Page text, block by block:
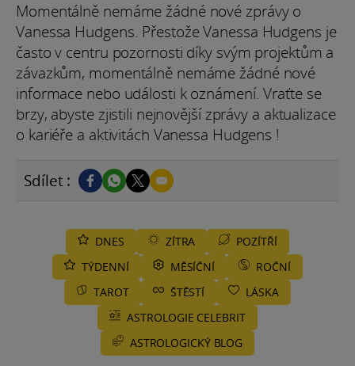
Momentálně nemáme žádné nové zprávy o
Vanessa Hudgens. Přestože Vanessa Hudgens je
často v centru pozornosti díky svým projektům a
závazkům, momentálně nemáme žádné nové
informace nebo události k oznámení. Vraťte se
brzy, abyste zjistili nejnovější zprávy a aktualizace
o kariéře a aktivitách Vanessa Hudgens !
Sdílet :
DNES ZÍTRA
POZÍTŘÍ
TÝDENNÍ
MĚSÍČNÍ
ROČNÍ
TAROT
ŠTĚSTÍ
LÁSKA
ASTROLOGIE CELEBRIT
ASTROLOGICKÝ BLOG